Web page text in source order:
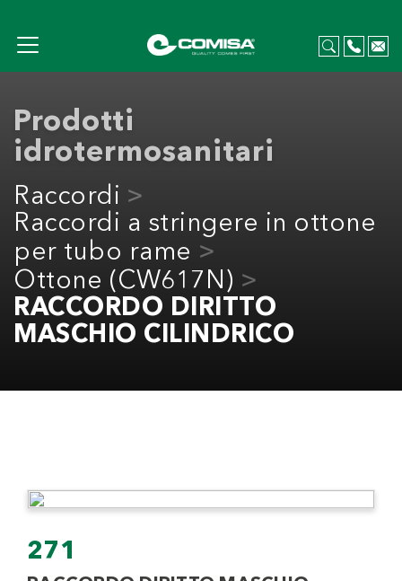
Prodotti
idrotermosanitari
Raccordi
Raccordi a stringere in ottone
per tubo rame
Ottone (CW617N)
RACCORDO DIRITTO
MASCHIO CILINDRICO
271